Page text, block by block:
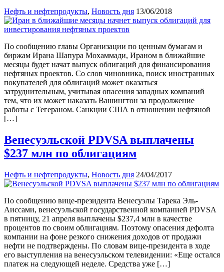
Нефть и нефтепродукты, Новость дня 13/06/2018
По сообщению главы Организации по ценным бумагам и
биржам Ирана Шапура Мохаммади, Ираном в ближайшие
месяцы будет начат выпуск облигаций для финансирования
нефтяных проектов. Со слов чиновника, поиск иностранных
покупателей для облигаций может оказаться
затруднительным, учитывая опасения западных компаний
тем, что их может наказать Вашингтон за продолжение
работы с Тегераном. Санкции США в отношении нефтяной
[…]
Венесуэльской PDVSA выплачены
$237 млн по облигациям
Нефть и нефтепродукты, Новость дня 24/04/2017
По сообщению вице-президента Венесуэлы Тарека Эль-
Аиссами, венесуэльской государственной компанией PDVSA
в пятницу, 21 апреля выплачены $237,4 млн в качестве
процентов по своим облигациям. Поэтому опасения дефолта
компании на фоне резкого снижения доходов от продажи
нефти не подтверждены. По словам вице-президента в ходе
его выступления на венесуэльском телевидении: «Еще остался
платеж на следующей неделе. Средства уже […]